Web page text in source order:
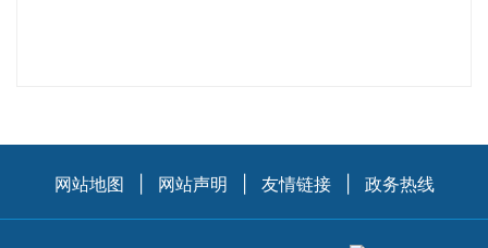
网站地图 网站声明 友情链接 政务热线